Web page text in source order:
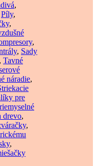
,
Píly,
,
,
, Sady
, Tavné
náradie,
pre
drevo,
,
,